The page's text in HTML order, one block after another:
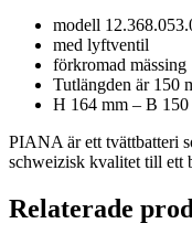
modell
med lyftventil
förkromad mässing
Tutlängden är 150
H 164 mm – B
PIANA är ett tvättbatteri
schweizisk kvalitet till ett
Relaterade